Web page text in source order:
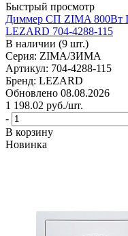
Быстрый просмотр
Диммер СП ZIMA 800Вт
LEZARD 704-4288-115
В наличии (9 шт.)
Серия: ZIMA/ЗИМА
Артикул: 704-4288-115
Бренд: LEZARD
Обновлено 08.08.2026
1 198.02 руб./шт.
-
В корзину
Новинка